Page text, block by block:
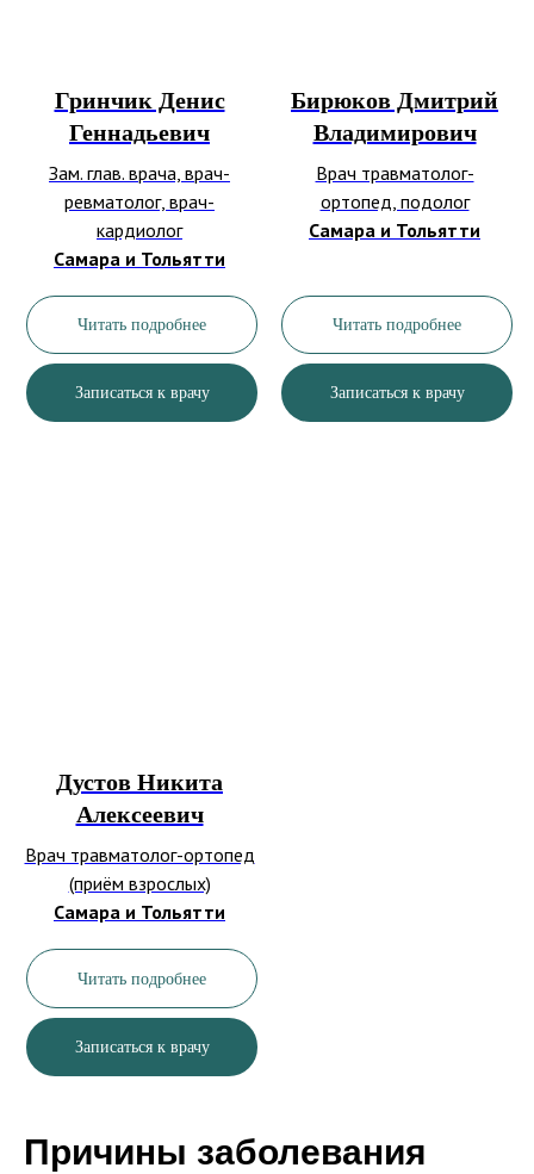
Гринчик Денис
Геннадьевич
Зам. глав. врача, врач-
ревматолог, врач-
кардиолог
Самара и Тольятти
Читать подробнее
Записаться к врачу
Бирюков Дмитрий
Владимирович
Врач травматолог-
ортопед, подолог
Самара и Тольятти
Читать подробнее
Записаться к врачу
Дустов Никита
Алексеевич
Врач травматолог-ортопед
(приём взрослых)
Самара и Тольятти
Читать подробнее
Записаться к врачу
Причины заболевания